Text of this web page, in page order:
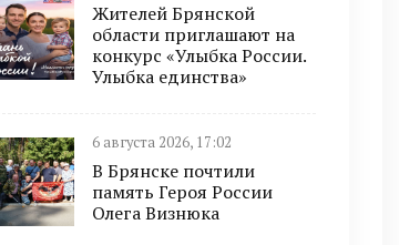
Жителей Брянской
области приглашают на
конкурс «Улыбка России.
Улыбка единства»
6 августа 2026, 17:02
В Брянске почтили
память Героя России
Олега Визнюка